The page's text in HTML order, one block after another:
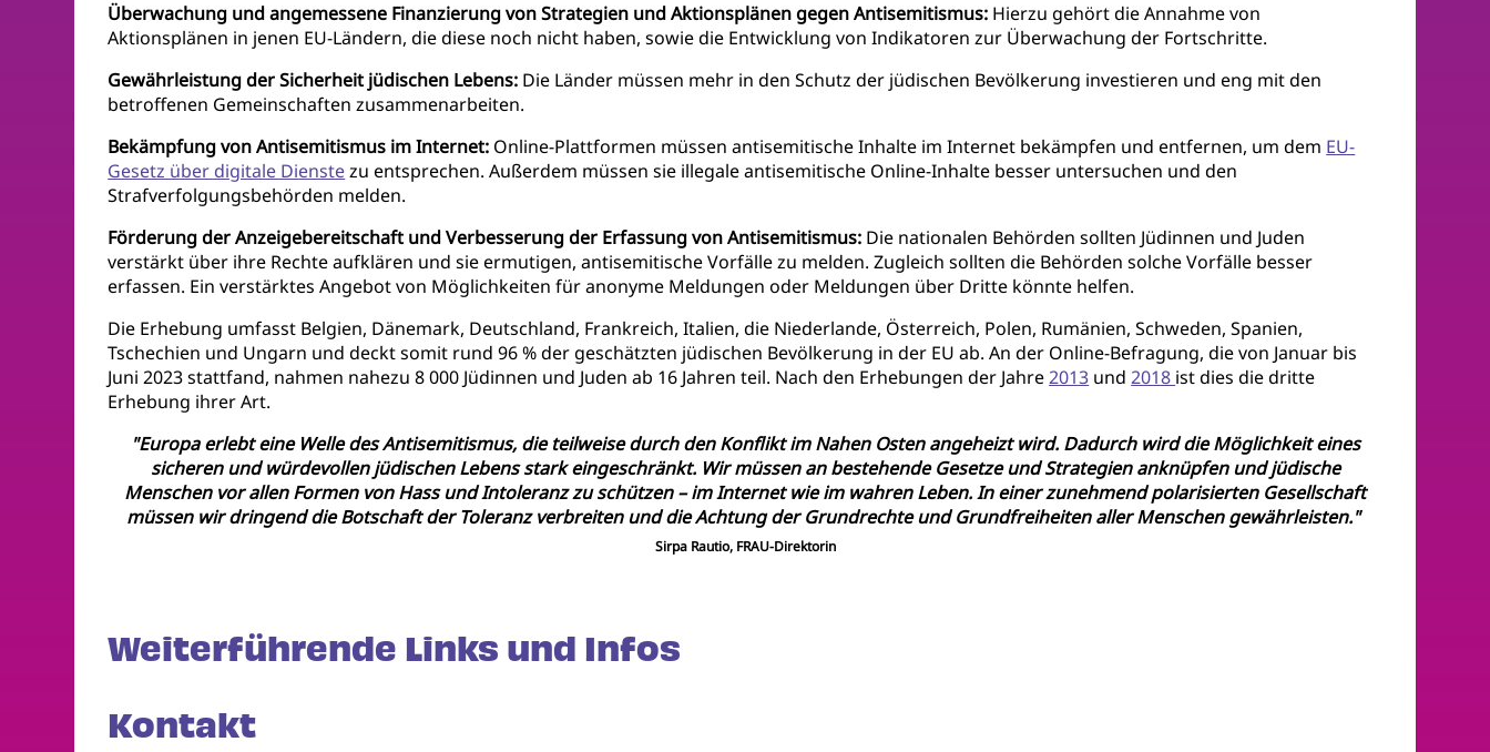
Überwachung und angemessene Finanzierung von Strategien und Aktionsplänen gegen Antisemitismus: Hierzu gehört die Annahme von
Aktionsplänen in jenen EU-Ländern, die diese noch nicht haben, sowie die Entwicklung von Indikatoren zur Überwachung der Fortschritte.
Gewährleistung der Sicherheit jüdischen Lebens: Die Länder müssen mehr in den Schutz der jüdischen Bevölkerung investieren und eng mit den
betroffenen Gemeinschaften zusammenarbeiten.
Bekämpfung von Antisemitismus im Internet: Online-Plattformen müssen antisemitische Inhalte im Internet bekämpfen und entfernen, um dem EU-
Gesetz über digitale Dienstezu entsprechen. Außerdem müssen sie illegale antisemitische Online-Inhalte besser untersuchen und den
Strafverfolgungsbehörden melden.
Förderung der Anzeigebereitschaft und Verbesserung der Erfassung von Antisemitismus: Die nationalen Behörden sollten Jüdinnen und Juden
verstärkt über ihre Rechte aufklären und sie ermutigen, antisemitische Vorfälle zu melden. Zugleich sollten die Behörden solche Vorfälle besser
erfassen. Ein verstärktes Angebot von Möglichkeiten für anonyme Meldungen oder Meldungen über Dritte könnte helfen.
Die Erhebung umfasst Belgien, Dänemark, Deutschland, Frankreich, Italien, die Niederlande, Österreich, Polen, Rumänien, Schweden, Spanien,
Tschechien und Ungarn und deckt somit rund 96 % der geschätzten jüdischen Bevölkerung in der EU ab. An der Online-Befragung, die von Januar bis
Juni 2023 stattfand, nahmen nahezu 8 000 Jüdinnen und Juden ab 16 Jahren teil. Nach den Erhebungen der Jahre2013 und2018 ist dies die dritte
Erhebung ihrer Art.
"Europa erlebt eine Welle des Antisemitismus, die teilweise durch den Konflikt im Nahen Osten angeheizt wird. Dadurch wird die Möglichkeit eines
sicheren und würdevollen jüdischen Lebens stark eingeschränkt. Wir müssen an bestehende Gesetze und Strategien anknüpfen und jüdische
Menschen vor allen Formen von Hass und Intoleranz zu schützen – im Internet wie im wahren Leben. In einer zunehmend polarisierten Gesellschaft
müssen wir dringend die Botschaft der Toleranz verbreiten und die Achtung der Grundrechte und Grundfreiheiten aller Menschen gewährleisten."
Sirpa Rautio, FRAU-Direktorin
Weiterführende Links und Infos
Kontakt